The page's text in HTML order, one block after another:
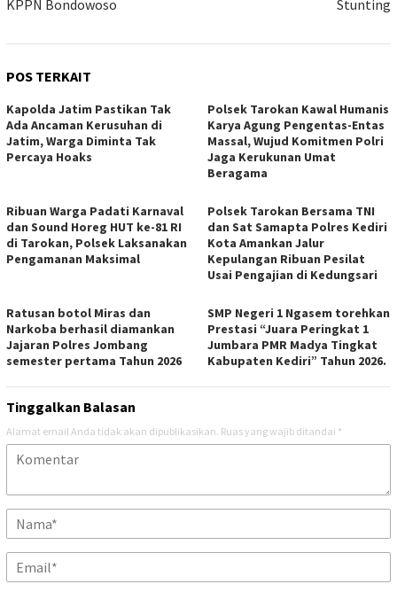
KPPN Bondowoso Stunting
POS TERKAIT
Kapolda Jatim Pastikan Tak
Ada Ancaman Kerusuhan di
Jatim, Warga Diminta Tak
Percaya Hoaks
Polsek Tarokan Kawal Humanis
Karya Agung Pengentas-Entas
Massal, Wujud Komitmen Polri
Jaga Kerukunan Umat
Beragama
Ribuan Warga Padati Karnaval
dan Sound Horeg HUT ke-81 RI
di Tarokan, Polsek Laksanakan
Pengamanan Maksimal
Polsek Tarokan Bersama TNI
dan Sat Samapta Polres Kediri
Kota Amankan Jalur
Kepulangan Ribuan Pesilat
Usai Pengajian di Kedungsari
Ratusan botol Miras dan
Narkoba berhasil diamankan
Jajaran Polres Jombang
semester pertama Tahun 2026
SMP Negeri 1 Ngasem torehkan
Prestasi “Juara Peringkat 1
Jumbara PMR Madya Tingkat
Kabupaten Kediri” Tahun 2026.
Tinggalkan Balasan
Alamat email Anda tidak akan dipublikasikan. Ruas yang wajib ditandai *